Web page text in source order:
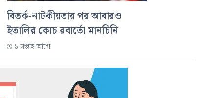
বিতর্ক-নাটকীয়তার পর আবারও
ইতালির কোচ রবার্তো মানচিনি
১ সপ্তাহ আগে